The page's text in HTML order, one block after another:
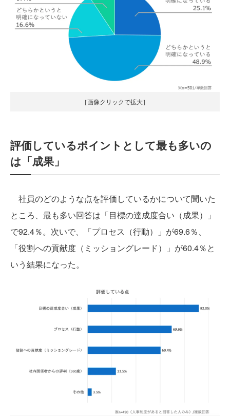
［画像クリックで拡大］
評価しているポイントとして最も多いの
は「成果」
社員のどのような点を評価しているかについて聞いた
ところ、最も多い回答は「目標の達成度合い（成果）」
で92.4％。次いで、「プロセス（行動）」が69.6％、
「役割への貢献度（ミッショングレード）」が60.4％と
いう結果になった。